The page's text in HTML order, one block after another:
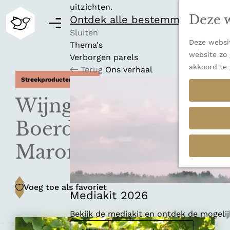
Deze
Deze
website zo
akkoord te
M
uitzichten.
Ontdek alle bestemmingen
Sluiten
Thema's
Verborgen parels
Terug Ons verhaal
Mediakit 2026
Bekijk de mediakit en ontdek de
Wijngaard &
Boerderijwinkel
Maronesse
Streekproducten winkel
Voeg toe als favoriet
Voeg toe als favoriet